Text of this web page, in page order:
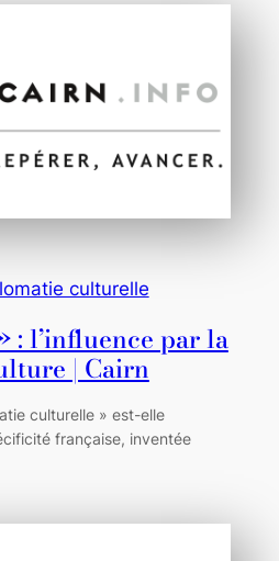
culturelle
: l’influence par la
| Cairn
culturelle » est-elle
française, inventée